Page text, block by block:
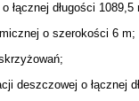
łącznej długości
o szerokości 6 m;
deszczowej o łącznej